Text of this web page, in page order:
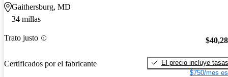
Gaithersburg, MD
34 millas
Trato justo
Certificados por el fabricante
El precio incluye tasas
$750/mes